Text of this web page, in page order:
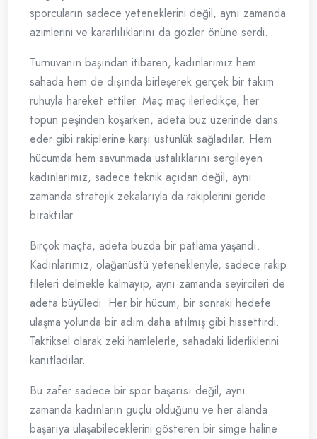
sporcuların sadece yeteneklerini değil, aynı zamanda
azimlerini ve kararlılıklarını da gözler önüne serdi.
Turnuvanın başından itibaren, kadınlarımız hem
sahada hem de dışında birleşerek gerçek bir takım
ruhuyla hareket ettiler. Maç maç ilerledikçe, her
topun peşinden koşarken, adeta buz üzerinde dans
eder gibi rakiplerine karşı üstünlük sağladılar. Hem
hücumda hem savunmada ustalıklarını sergileyen
kadınlarımız, sadece teknik açıdan değil, aynı
zamanda stratejik zekalarıyla da rakiplerini geride
bıraktılar.
Birçok maçta, adeta buzda bir patlama yaşandı.
Kadınlarımız, olağanüstü yetenekleriyle, sadece rakip
fileleri delmekle kalmayıp, aynı zamanda seyircileri de
adeta büyüledi. Her bir hücum, bir sonraki hedefe
ulaşma yolunda bir adım daha atılmış gibi hissettirdi.
Taktiksel olarak zeki hamlelerle, sahadaki liderliklerini
kanıtladılar.
Bu zafer sadece bir spor başarısı değil, aynı
zamanda kadınların güçlü olduğunu ve her alanda
başarıya ulaşabileceklerini gösteren bir simge haline